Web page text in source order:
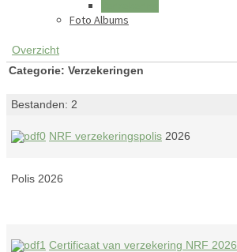
Foto Albums
Overzicht
Categorie: Verzekeringen
Bestanden: 2
NRF verzekeringspolis 2026
Polis 2026
Certificaat van verzekering NRF 2026